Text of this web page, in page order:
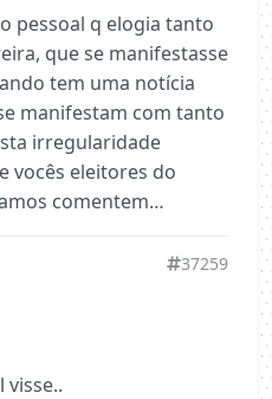
pessoal q elogia tanto
que se manifestasse
tem uma notícia
manifestam com tanto
irregularidade
vocês eleitores do
comentem…
37259
visse..